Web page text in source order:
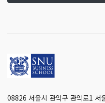
08826 서울시 관악구 관악로1 서